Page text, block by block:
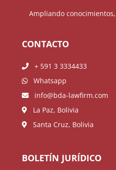
Ampliando
CONTACTO
+ 591 3 3334433
Whatsapp
info@bda-lawfirm.com
La Paz, Bolivia
Santa Cruz, Bolivia
BOLETÍN JURÍDICO